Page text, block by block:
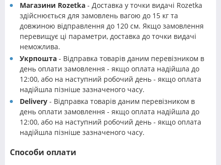
Магазини Rozetka - Доставка у точки видачі Rozetka
здійснюється для замовлень вагою до 15 кг та
довжиною відправлення до 120 см. Якщо замовлення
перевищує ці параметри, доставка до точки видачі
неможлива.
Укрпошта - Відправка товарів даним перевізником в
день оплати замовлення - якщо оплата надійшла до
12:00, або на наступний робочий день - якщо оплата
надійшла пізніше зазначеного часу.
Delivery - Відправка товарів даним перевізником в
день оплати замовлення - якщо оплата надійшла до
12:00, або на наступний робочий день - якщо оплата
надійшла пізніше зазначеного часу.
Способи оплати